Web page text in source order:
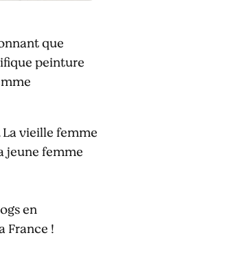
que
peinture
vieille femme
jeune femme
en
France !